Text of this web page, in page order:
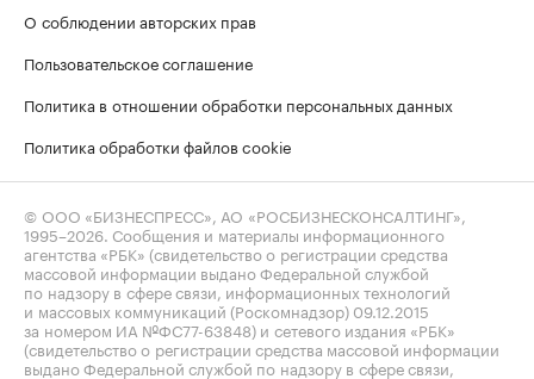
О соблюдении авторских прав
Пользовательское соглашение
Политика в отношении обработки персональных данных
Политика обработки файлов cookie
© ООО «БИЗНЕСПРЕСС», АО «РОСБИЗНЕСКОНСАЛТИНГ»,
1995–2026 . Сообщения и материалы информационного
агентства «РБК» (свидетельство о регистрации средства
массовой информации выдано Федеральной службой
по надзору в сфере связи, информационных технологий
и массовых коммуникаций (Роскомнадзор) 09.12.2015
за номером ИА №ФС77-63848) и сетевого издания «РБК»
(свидетельство о регистрации средства массовой информации
выдано Федеральной службой по надзору в сфере связи,